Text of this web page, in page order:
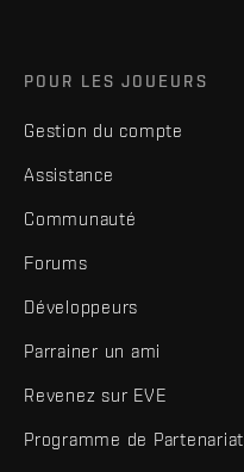
POUR LES JOUEURS
Gestion du compte
Assistance
Communauté
Forums
Développeurs
Parrainer un ami
Revenez sur EVE
Programme de Partenariat